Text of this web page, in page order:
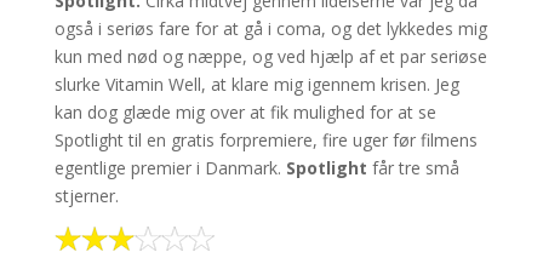
også i seriøs fare for at gå i coma, og det lykkedes mig
kun med nød og næppe, og ved hjælp af et par seriøse
slurke Vitamin Well, at klare mig igennem krisen. Jeg
kan dog glæde mig over at fik mulighed for at se
Spotlight til en gratis forpremiere, fire uger før filmens
egentlige premier i Danmark. Spotlight får tre små
stjerner.